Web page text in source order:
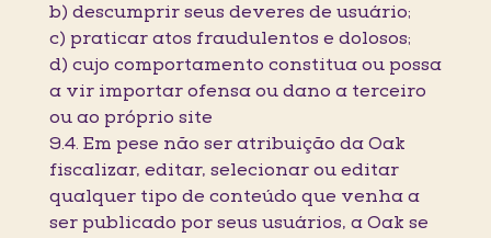
b) descumprir seus deveres de usuário;
c) praticar atos fraudulentos e dolosos;
d) cujo comportamento constitua ou possa
a vir importar ofensa ou dano a terceiro
ou ao próprio site
9.4. Em pese não ser atribuição da Oak
fiscalizar, editar, selecionar ou editar
qualquer tipo de conteúdo que venha a
ser publicado por seus usuários, a Oak se